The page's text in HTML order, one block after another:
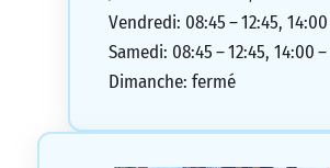
Vendredi: 08:45 – 12:45, 14:00
Samedi: 08:45 – 12:45, 14:00 –
Dimanche: fermé